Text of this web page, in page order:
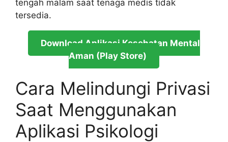
tengah malam saat tenaga medis tidak
tersedia.
Download Aplikasi Kesehatan Mental
Aman (Play Store)
Cara Melindungi Privasi
Saat Menggunakan
Aplikasi Psikologi